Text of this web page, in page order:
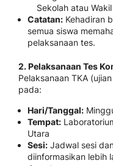
Sekolah atau
Catatan: Kehadiran
semua siswa
pelaksanaan tes.
2. Pelaksanaan Tes
Pelaksanaan TKA
pada:
Hari/Tanggal:
Tempat:
Utara
Sesi: Jadwal sesi
diinformasikan lebih